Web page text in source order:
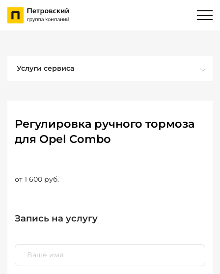
Услуги сервиса
Регулировка ручного тормоза
для Opel Combo
от 1 600 руб.
Запись на услугу